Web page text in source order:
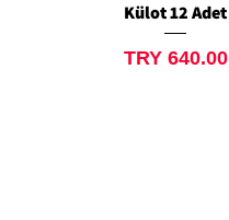
Külot 12 Adet
Price
TRY 640.00